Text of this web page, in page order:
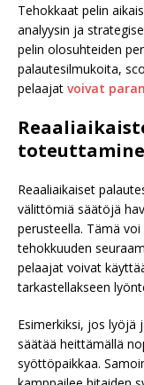
Tehokkaat pelin
analyysin ja
pelin olosuhteiden
palautesilmukoita,
pelaajat voivat
Reaaliaikaiset
välittömiä säätöjä
perusteella. Tämä
tehokkuuden
pelaajat voivat
tarkastellakseen
Esimerkiksi, jos lyöjä
säätää heittämällä
syöttöpaikkaa.